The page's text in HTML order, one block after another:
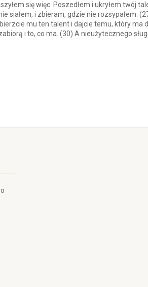
się więc. Poszedłem i ukryłem twój
siałem, i zbieram, gdzie nie rozsypałem.
mu ten talent i dajcie temu, który ma
i to, co ma. (30) A nieużytecznego